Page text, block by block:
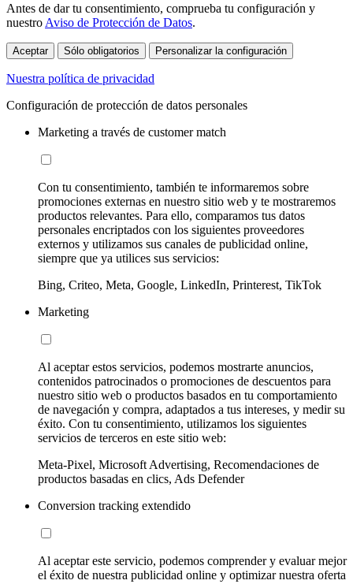
Antes de dar tu consentimiento, comprueba tu configuración y
nuestro Aviso de Protección de Datos.
Aceptar Sólo obligatorios Personalizar la configuración
Nuestra política de privacidad
Configuración de protección de datos personales
Marketing a través de customer match
Con tu consentimiento, también te informaremos sobre
promociones externas en nuestro sitio web y te mostraremos
productos relevantes. Para ello, comparamos tus datos
personales encriptados con los siguientes proveedores
externos y utilizamos sus canales de publicidad online,
siempre que ya utilices sus servicios:
Bing, Criteo, Meta, Google, LinkedIn, Printerest, TikTok
Marketing
Al aceptar estos servicios, podemos mostrarte anuncios,
contenidos patrocinados o promociones de descuentos para
nuestro sitio web o productos basados en tu comportamiento
de navegación y compra, adaptados a tus intereses, y medir su
éxito. Con tu consentimiento, utilizamos los siguientes
servicios de terceros en este sitio web:
Meta-Pixel, Microsoft Advertising, Recomendaciones de
productos basadas en clics, Ads Defender
Conversion tracking extendido
Al aceptar este servicio, podemos comprender y evaluar mejor
el éxito de nuestra publicidad online y optimizar nuestra oferta